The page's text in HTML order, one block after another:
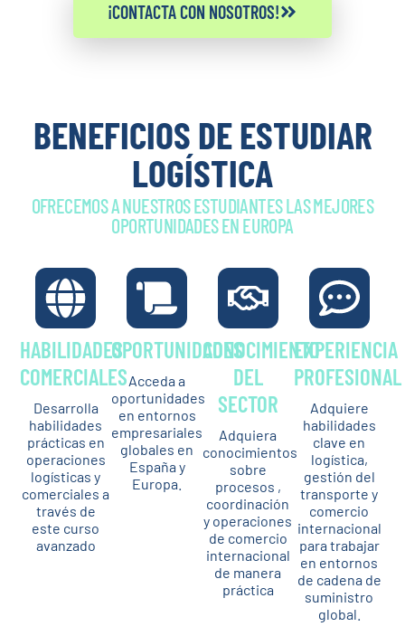
¡CONTACTA CON NOSOTROS!
BENEFICIOS DE ESTUDIAR
LOGÍSTICA
OFRECEMOS A NUESTROS ESTUDIANTES LAS MEJORES
OPORTUNIDADES EN EUROPA
HABILIDADES
COMERCIALES
Desarrolla
habilidades
prácticas en
operaciones
logísticas y
comerciales a
través de
este curso
avanzado
OPORTUNIDADES
Acceda a
oportunidades
en entornos
empresariales
globales en
España y
Europa.
CONOCIMIENTO
DEL
SECTOR
Adquiera
conocimientos
sobre
procesos ,
coordinación
y operaciones
de comercio
internacional
de manera
práctica
EXPERIENCIA
PROFESIONAL
Adquiere
habilidades
clave en
logística,
gestión del
transporte y
comercio
internacional
para trabajar
en entornos
de cadena de
suministro
global.